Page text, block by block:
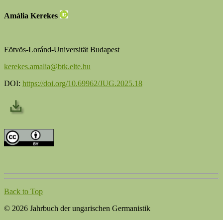
Amália Kerekes
Eötvös-Loránd-Universität Budapest
kerekes.amalia@btk.elte.hu
DOI: https://doi.org/10.69962/JUG.2025.18
Back to Top
© 2026 Jahrbuch der ungarischen Germanistik